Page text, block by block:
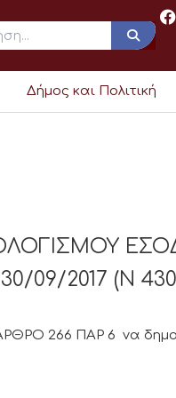
Δήμος και Πολιτική
09/2017 (Ν
266 ΠΑΡ 6 να